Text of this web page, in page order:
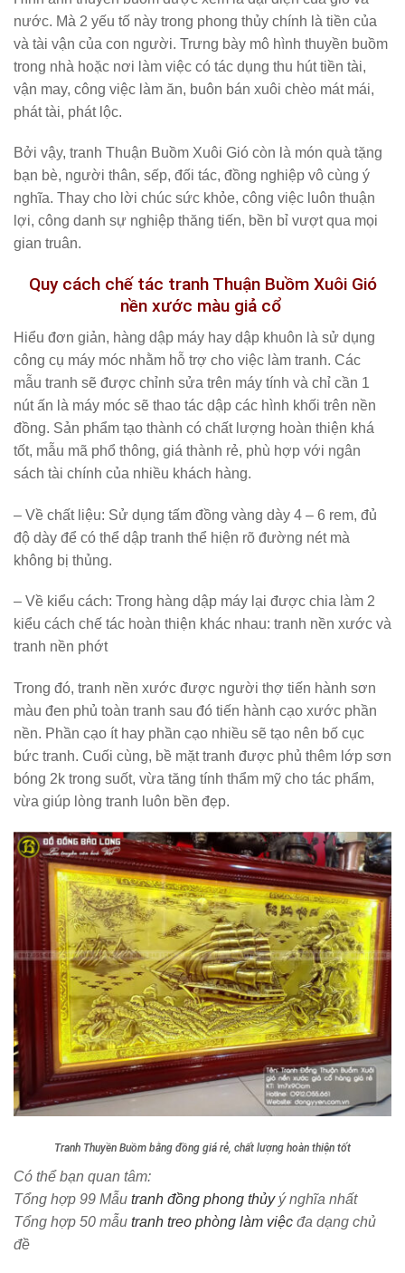
nước. Mà 2 yếu tố này trong phong thủy chính là tiền của
và tài vận của con người. Trưng bày mô hình thuyền buồm
trong nhà hoặc nơi làm việc có tác dụng thu hút tiền tài,
vận may, công việc làm ăn, buôn bán xuôi chèo mát mái,
phát tài, phát lộc.
Bởi vậy, tranh Thuận Buồm Xuôi Gió còn là món quà tặng
bạn bè, người thân, sếp, đối tác, đồng nghiệp vô cùng ý
nghĩa. Thay cho lời chúc sức khỏe, công việc luôn thuận
lợi, công danh sự nghiệp thăng tiến, bền bỉ vượt qua mọi
gian truân.
Quy cách chế tác tranh Thuận Buồm Xuôi Gió
nền xước màu giả cổ
Hiểu đơn giản, hàng dập máy hay dập khuôn là sử dụng
công cụ máy móc nhằm hỗ trợ cho việc làm tranh. Các
mẫu tranh sẽ được chỉnh sửa trên máy tính và chỉ cần 1
nút ấn là máy móc sẽ thao tác dập các hình khối trên nền
đồng. Sản phẩm tạo thành có chất lượng hoàn thiện khá
tốt, mẫu mã phổ thông, giá thành rẻ, phù hợp với ngân
sách tài chính của nhiều khách hàng.
– Về chất liệu: Sử dụng tấm đồng vàng dày 4 – 6 rem, đủ
độ dày để có thể dập tranh thể hiện rõ đường nét mà
không bị thủng.
– Về kiểu cách: Trong hàng dập máy lại được chia làm 2
kiểu cách chế tác hoàn thiện khác nhau: tranh nền xước và
tranh nền phớt
Trong đó, tranh nền xước được người thợ tiến hành sơn
màu đen phủ toàn tranh sau đó tiến hành cạo xước phần
nền. Phần cạo ít hay phần cạo nhiều sẽ tạo nên bố cục
bức tranh. Cuối cùng, bề mặt tranh được phủ thêm lớp sơn
bóng 2k trong suốt, vừa tăng tính thẩm mỹ cho tác phẩm,
vừa giúp lòng tranh luôn bền đẹp.
Tranh Thuyền Buồm bằng đồng giá rẻ, chất lượng hoàn thiện tốt
Có thể bạn quan tâm:
Tổng hợp 99 Mẫu tranh đồng phong thủyý nghĩa nhất
Tổng hợp 50 mẫu tranh treo phòng làm việc đa dạng chủ
đề